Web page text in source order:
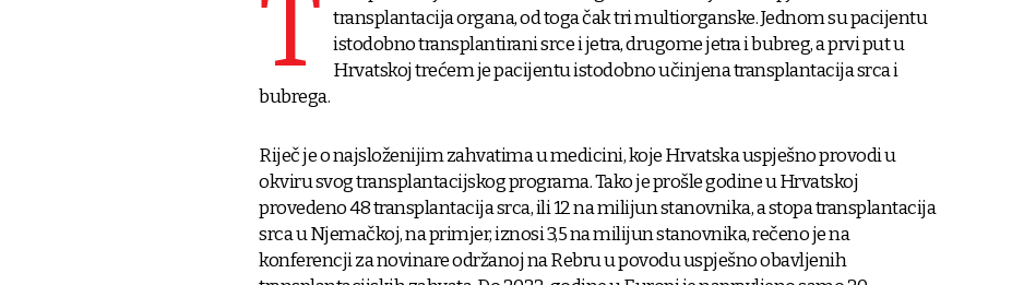
T transplantacija organa, od toga čak tri multiorganske. Jednom su pacijentu
istodobno transplantirani srce i jetra, drugome jetra i bubreg, a prvi put u
Hrvatskoj trećem je pacijentu istodobno učinjena transplantacija srca i
bubrega.
Riječ je o najsloženijim zahvatima u medicini, koje Hrvatska uspješno provodi u
okviru svog transplantacijskog programa. Tako je prošle godine u Hrvatskoj
provedeno 48 transplantacija srca, ili 12 na milijun stanovnika, a stopa transplantacija
srca u Njemačkoj, na primjer, iznosi 3,5 na milijun stanovnika, rečeno je na
konferencji za novinare održanoj na Rebru u povodu uspješno obavljenih